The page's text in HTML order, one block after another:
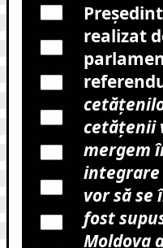
realizat
cetățenii
mergem
integrare
vor să se
fost
Moldova